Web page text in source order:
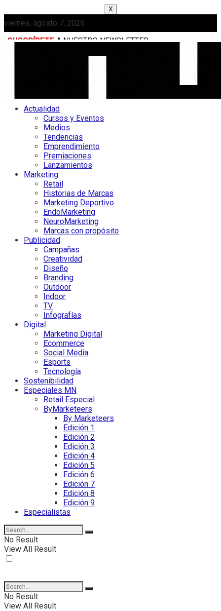
X
viernes, agosto 7, 2026
SUSCRÍBETE A NUESTRO NEWSLETTER
Actualidad
Cursos y Eventos
Medios
Tendencias
Emprendimiento
Premiaciones
Lanzamientos
Marketing
Retail
Historias de Marcas
Marketing Deportivo
EndoMarketing
NeuroMarketing
Marcas con propósito
Publicidad
Campañas
Creatividad
Diseño
Branding
Outdoor
Indoor
TV
Infografías
Digital
Marketing Digital
Ecommerce
Social Media
Esports
Tecnología
Sostenibilidad
Especiales MN
Retail Especial
ByMarketeers
By Marketeers
Edición 1
Edición 2
Edición 3
Edición 4
Edición 5
Edición 6
Edición 7
Edición 8
Edición 9
Especialistas
No Result
View All Result
No Result
View All Result